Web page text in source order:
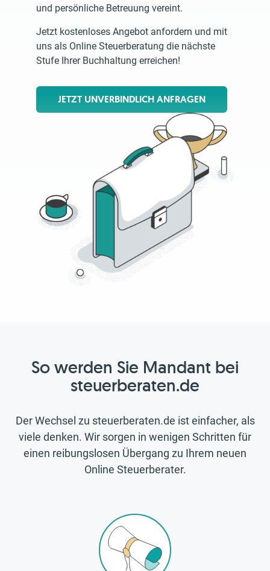
und persönliche Betreuung vereint.
Jetzt kostenloses Angebot anfordern und mit
uns als Online Steuerberatung die nächste
Stufe Ihrer Buchhaltung erreichen!
JETZT UNVERBINDLICH ANFRAGEN
So werden Sie Mandant bei
steuerberaten.de
Der Wechsel zu steuerberaten.de ist einfacher, als
viele denken. Wir sorgen in wenigen Schritten für
einen reibungslosen Übergang zu Ihrem neuen
Online Steuerberater.